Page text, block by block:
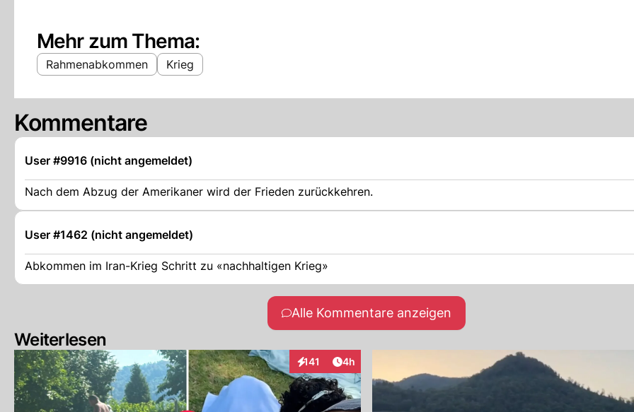
Mehr zum Thema:
Rahmenabkommen Krieg
Kommentare
User #9916 (nicht angemeldet)
Nach dem Abzug der Amerikaner wird der Frieden zurückkehren.
User #1462 (nicht angemeldet)
Abkommen im Iran-Krieg Schritt zu «nachhaltigen Krieg»
Alle Kommentare anzeigen
Weiterlesen
141
InteraktionenArtikel veröffentlicht:
4h